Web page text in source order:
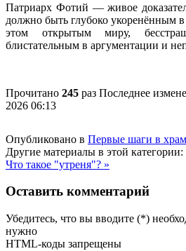
Патриарх Фотий — живое
должно быть глубоко укоренённым
этом открытым миру,
блистательным в аргументации и
Прочитано 245 раз Последнее
2026 06:13
Опубликовано в Первые шаги в
Другие материалы в этой категории:
Что такое "утреня"? »
Оставить комментарий
Убедитесь, что вы вводите (*)
нужно
HTML-коды запрещены